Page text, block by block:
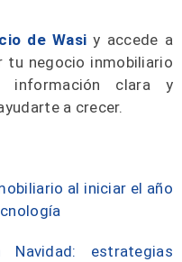
de Wasi y accede a
tu negocio inmobiliario
clara y
a crecer.
al iniciar el año
estrategias